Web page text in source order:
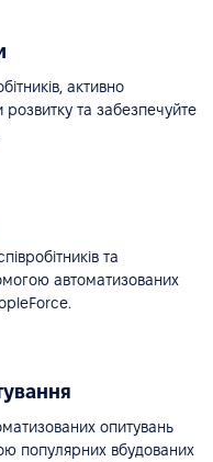
активно
та забезпечуйте
та
автоматизованих
опитувань
популярних вбудованих